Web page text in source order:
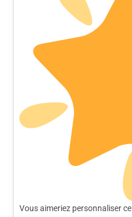
Vous aimeriez personnaliser ce